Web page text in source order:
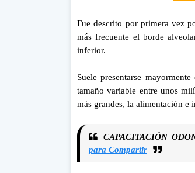
Fue descrito por primera vez
más frecuente el borde
inferior.
Suele presentarse mayormente
tamaño variable entre unos
más grandes, la alimentación e
CAPACITACIÓN
para Compartir